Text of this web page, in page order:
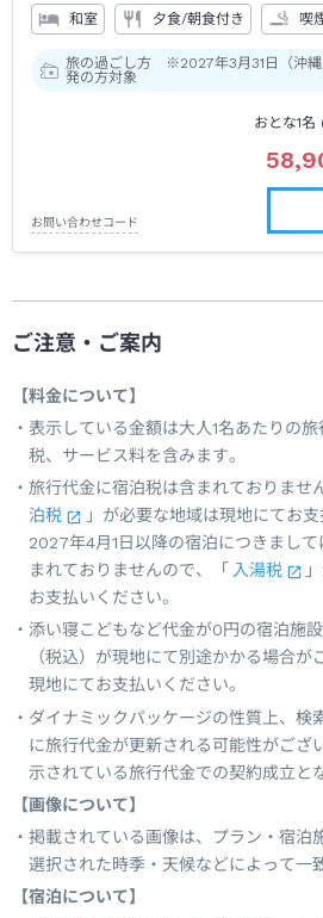
和室 夕食/朝食付き 喫
旅の過ごし方 ※2027年3月31日（沖縄
発の方対象
おとな1名
お問い合わせコード
ご注意・ご案内
【料金について】
表示している金額は大人1名あたりの
税、サービス料を含みます。
旅行代金に宿泊税は含まれておりませ
泊税
」が必要な地域は現地にてお支
2027年4月1日以降の宿泊につきまし
まれておりませんので、「 入湯税
お支払いください。
添い寝こどもなど代金が0円の宿泊施
（税込）が現地にて別途かかる場合
現地にてお支払いください。
ダイナミックパッケージの性質上、検
に旅行代金が更新される可能性がござ
示されている旅行代金での契約成立と
【画像について】
掲載されている画像は、プラン・宿泊
選択された時季・天候などによって一
【宿泊について】